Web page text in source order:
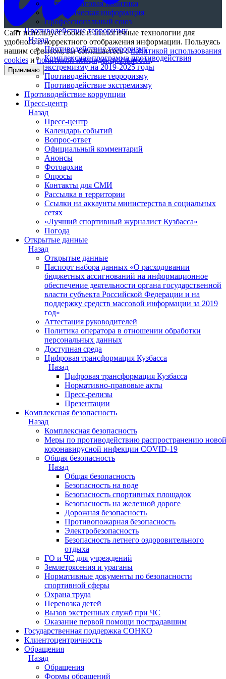
Антидопинговая политика
Статистическая информация
Профессиональный союз
Противодействие терроризму
Назад
Противодействие терроризму
Комплексная программа противодействия
экстремизму на 2019-2025 годы
Противодействие терроризму
Противодействие экстремизму
Противодействие коррупции
Пресс-центр
Назад
Пресс-центр
Календарь событий
Вопрос-ответ
Официальный комментарий
Анонсы
Фотоархив
Опросы
Контакты для СМИ
Рассылка в территории
Ссылки на аккаунты министерства в социальных
сетях
«Лучший спортивный журналист Кузбасса»
Погода
Открытые данные
Назад
Открытые данные
Паспорт набора данных «О расходовании
бюджетных ассигнований на информационное
обеспечение деятельности органа государственной
власти субъекта Российской Федерации и на
поддержку средств массовой информации за 2019
год»
Аттестация руководителей
Политика оператора в отношении обработки
персональных данных
Доступная среда
Цифровая трансформация Кузбасса
Назад
Цифровая трансформация Кузбасса
Нормативно-правовые акты
Пресс-релизы
Презентации
Комплексная безопасность
Назад
Комплексная безопасность
Меры по противодействию распространению новой
коронавирусной инфекции COVID-19
Общая безопасность
Назад
Общая безопасность
Безопасность на воде
Безопасность спортивных площадок
Безопасность на железной дороге
Дорожная безопасность
Противопожарная безопасность
Электробезопасность
Безопасность летнего оздоровительного
отдыха
ГО и ЧС для учреждений
Землетрясения и ураганы
Нормативные документы по безопасности
спортивной сферы
Охрана труда
Перевозка детей
Вызов экстренных служб при ЧС
Оказание первой помощи пострадавшим
Государственная поддержка СОНКО
Клиентоцентричность
Обращения
Назад
Обращения
Формы обращений
Сайт использует cookie и аналогичные технологии для
удобного и корректного отображения информации. Пользуясь
нашим сервисом, вы соглашаетесь сполитикой использования
cookies иполитикой конфиденциальности.
Принимаю